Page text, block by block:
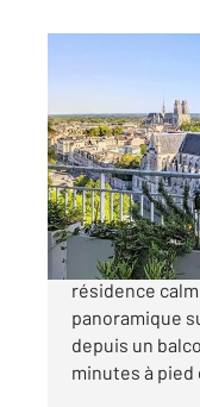
Ref : 9145
219
Appartement
résidence
panoramique
depuis un
minutes à pied